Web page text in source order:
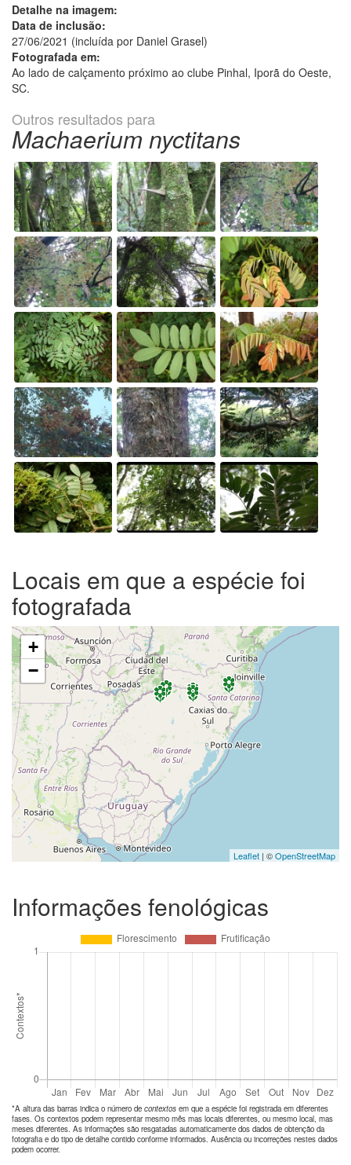
Detalhe na imagem:
Data de inclusão:
27/06/2021 (incluída por Daniel Grasel)
Fotografada em:
Ao lado de calçamento próximo ao clube Pinhal, Iporã do Oeste,
SC.
Outros resultados para
Machaerium nyctitans
Locais em que a espécie foi
fotografada
+
−
Leaflet | ©OpenStreetMap
Informações fenológicas
*A altura das barras indica o número de contextos em que a espécie foi registrada em diferentes
fases. Os contextos podem representar mesmo mês mas locais diferentes, ou mesmo local, mas
meses diferentes. As informações são resgatadas automaticamente dos dados de obtenção da
fotografia e do tipo de detalhe contido conforme informados. Ausência ou incorreções nestes dados
podem ocorrer.